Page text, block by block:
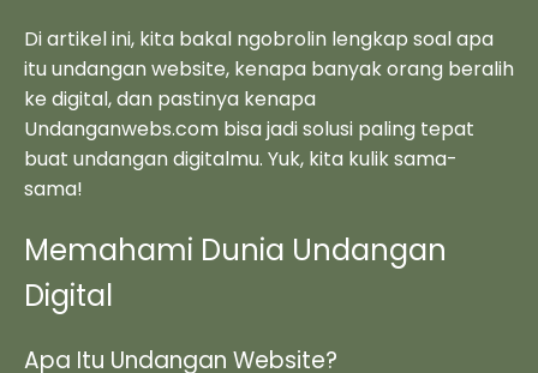
Di artikel ini, kita bakal ngobrolin lengkap soal apa
itu undangan website, kenapa banyak orang beralih
ke digital, dan pastinya kenapa
Undanganwebs.com bisa jadi solusi paling tepat
buat undangan digitalmu. Yuk, kita kulik sama-
sama!
Memahami Dunia Undangan
Digital
Apa Itu Undangan Website?